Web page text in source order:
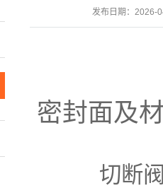
发布日期： 2026-
密封面及
切断阀是